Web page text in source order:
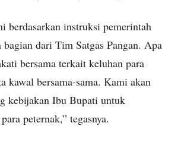
berdasarkan instruksi pemerintah
dari Tim Satgas Pangan. Apa
bersama terkait keluhan para
kawal bersama-sama. Kami akan
kebijakan Ibu Bupati untuk
peternak,” tegasnya.